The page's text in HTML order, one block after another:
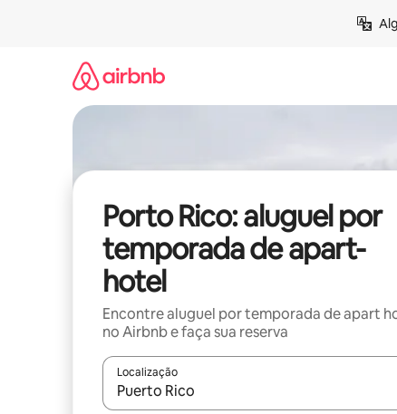
Porto Rico: aluguel por
temporada de apart-
hotel
Encontre aluguel por temporada de apart
no Airbnb e faça sua reserva
Localização
Quando os resultados estiverem disponíveis,